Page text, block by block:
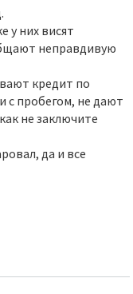
у них висят
неправдивую
кредит по
с пробегом, не дают
не заключите
да и все